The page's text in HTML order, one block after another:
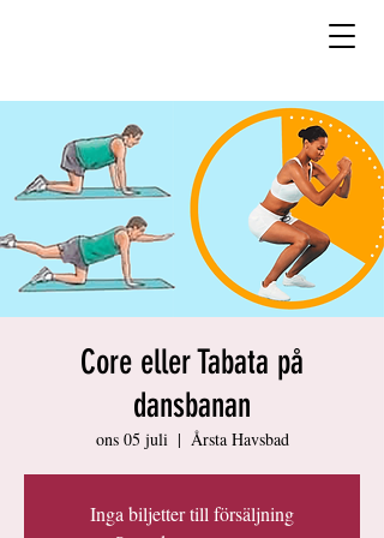
Core eller Tabata på
dansbanan
ons 05 juli
  |
Årsta Havsbad
Inga biljetter till försäljning